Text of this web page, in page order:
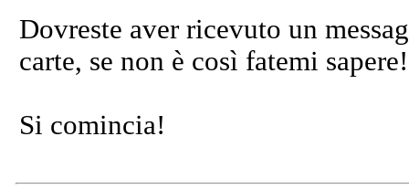
Dovreste aver ricevuto un
carte, se non è così fatemi sapere!
Si comincia!